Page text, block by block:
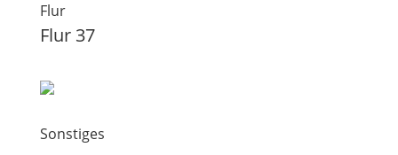
Flur
Flur 37
Sonstiges